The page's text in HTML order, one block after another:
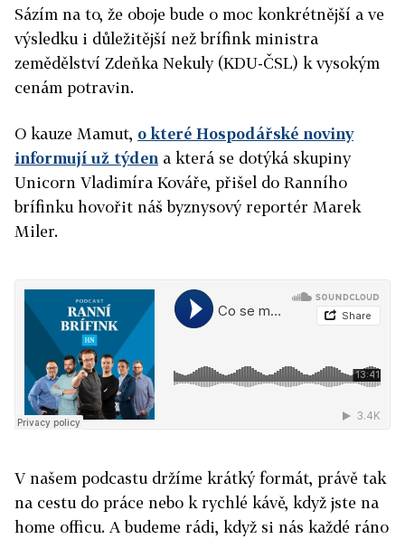
Sázím na to, že oboje bude o moc konkrétnější a ve
výsledku i důležitější než brífink ministra
zemědělství Zdeňka Nekuly (KDU-ČSL) k vysokým
cenám potravin.
O kauze Mamut, o které Hospodářské noviny
informují už týden a která se dotýká skupiny
Unicorn Vladimíra Kováře, přišel do Ranního
brífinku hovořit náš byznysový reportér Marek
Miler.
V našem podcastu držíme krátký formát, právě tak
na cestu do práce nebo k rychlé kávě, když jste na
home officu. A budeme rádi, když si nás každé ráno